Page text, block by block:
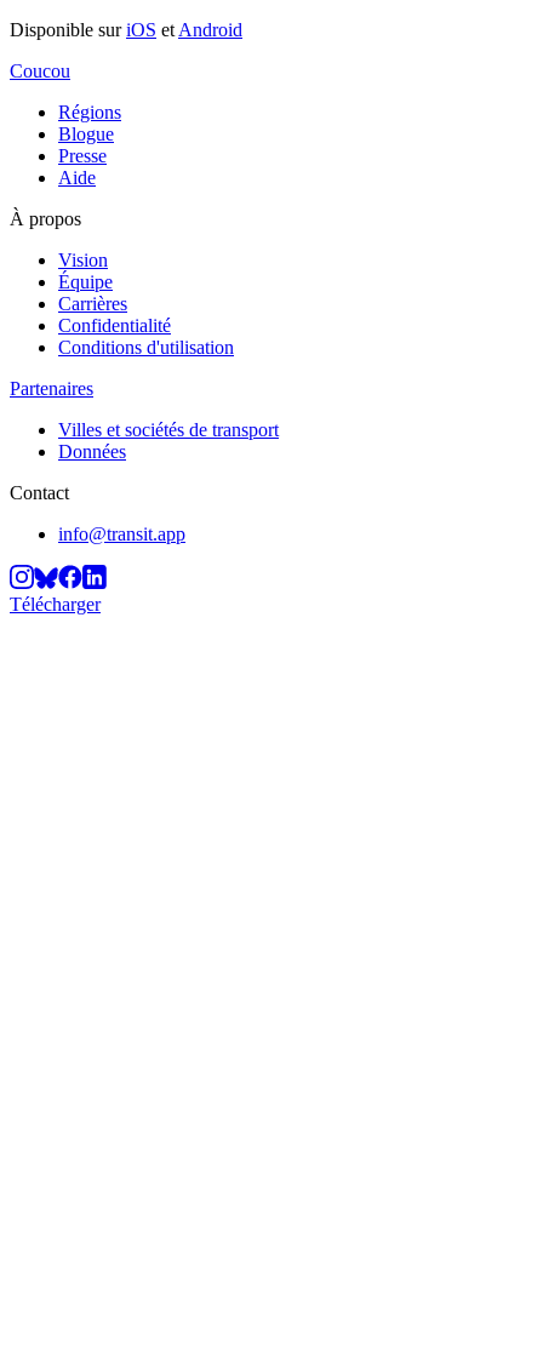
Disponible suriOS et Android
Coucou
Régions
Blogue
Presse
Aide
À propos
Vision
Équipe
Carrières
Confidentialité
Conditions d'utilisation
Partenaires
Villes et sociétés de transport
Données
Contact
info@transit.app
Télécharger